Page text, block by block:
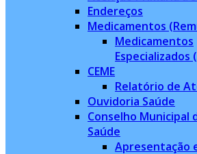
Endereços
Medicamentos
Medicamentos
Especializados
CEME
Relatório de
Ouvidoria Saúde
Conselho Municipal
Saúde
Apresentação